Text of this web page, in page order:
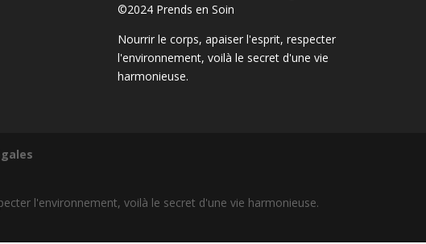
©2024 Prends en Soin
Nourrir le corps, apaiser l'esprit, respecter
l'environnement, voilà le secret d'une vie
harmonieuse.
l'environnement, voilà le secret d'une vie harmonieuse.